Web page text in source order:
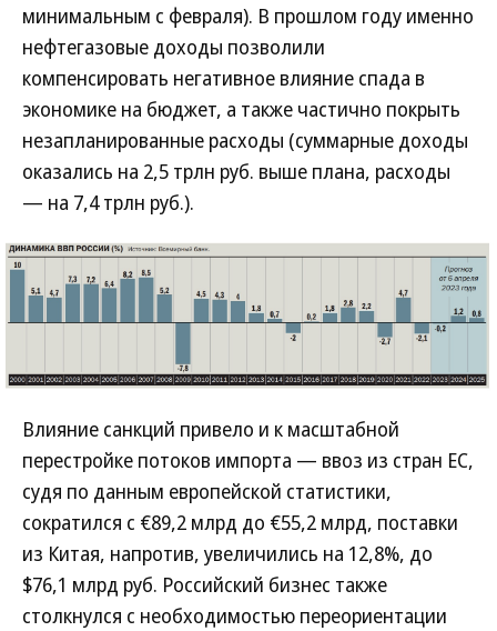
минимальным с февраля). В прошлом году именно
нефтегазовые доходы позволили
компенсировать негативное влияние спада в
экономике на бюджет, а также частично покрыть
незапланированные расходы (суммарные доходы
оказались на 2,5 трлн руб. выше плана, расходы
— на 7,4 трлн руб.).
Влияние санкций привело и к масштабной
перестройке потоков импорта — ввоз из стран ЕС,
судя по данным европейской статистики,
сократился с €89,2 млрд до €55,2 млрд, поставки
из Китая, напротив, увеличились на 12,8%, до
$76,1 млрд руб. Российский бизнес также
столкнулся с необходимостью переориентации